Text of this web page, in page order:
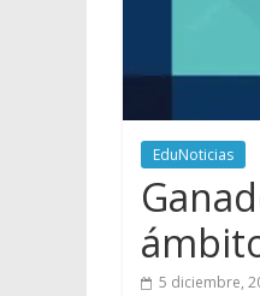
EduNoticias
5 diciembre,